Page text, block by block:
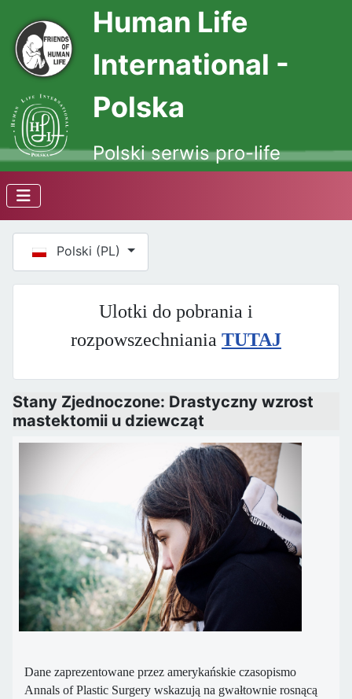
Human Life
International -
Polska
Polski serwis pro-life
Wybierz swój język
Polski (PL)
Ulotki do pobrania i
rozpowszechniania TUTAJ
Stany Zjednoczone: Drastyczny wzrost
mastektomii u dziewcząt
Dane zaprezentowane przez amerykańskie czasopismo
Annals of Plastic Surgery wskazują na gwałtownie rosnącą